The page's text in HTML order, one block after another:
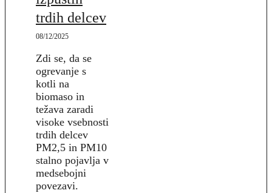
trdih delcev
08/12/2025
Zdi se, da se
ogrevanje s
kotli na
biomaso in
težava zaradi
visoke vsebnosti
trdih delcev
PM2,5 in PM10
stalno pojavlja v
medsebojni
povezavi.